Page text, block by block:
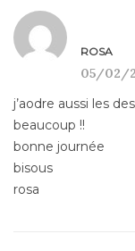
ROSA
05/02/
j’aodre aussi les
beaucoup !!
bonne journée
bisous
rosa